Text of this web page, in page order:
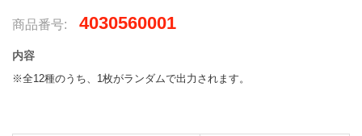
商品番号: 4030560001
内容
※全12種のうち、1枚がランダムで出力されます。